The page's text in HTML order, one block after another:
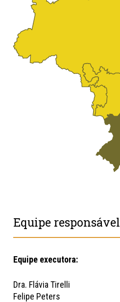
Equipe responsável
Equipe executora:
Dra. Flávia Tirelli
Felipe Peters